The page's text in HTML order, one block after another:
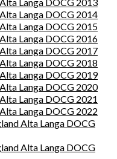
Langa DOCG 2014
Langa DOCG 2015
Langa DOCG 2016
Langa DOCG 2017
Langa DOCG 2018
Langa DOCG 2019
Langa DOCG 2020
Langa DOCG 2021
Langa DOCG 2022
Alta Langa DOCG
Alta Langa DOCG